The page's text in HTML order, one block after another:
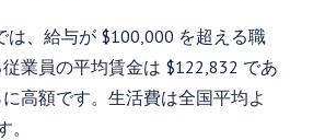
は、給与が $100,000 を超える職
業員の平均賃金は $122,832 であ
高額です。生活費は全国平均よ
。